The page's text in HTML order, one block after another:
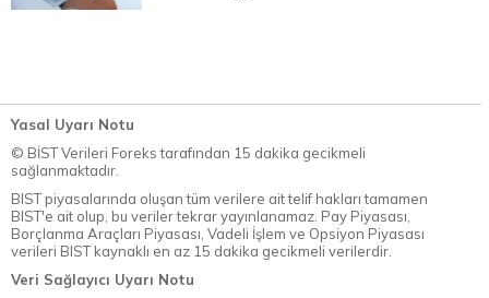
Yasal Uyarı Notu
© BİST Verileri Foreks tarafından 15 dakika gecikmeli
sağlanmaktadır.
BIST piyasalarında oluşan tüm verilere ait telif hakları tamamen
BIST'e ait olup, bu veriler tekrar yayınlanamaz. Pay Piyasası,
Borçlanma Araçları Piyasası, Vadeli İşlem ve Opsiyon Piyasası
verileri BIST kaynaklı en az 15 dakika gecikmeli verilerdir.
Veri Sağlayıcı Uyarı Notu